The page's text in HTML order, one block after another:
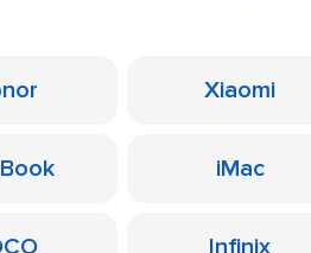
Xiaomi
iMac
Infinix